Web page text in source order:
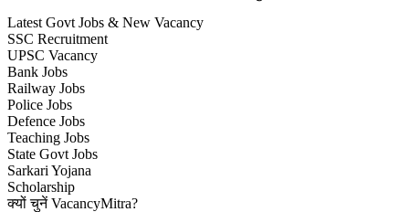
Latest Govt Jobs & New Vacancy
SSC Recruitment
UPSC Vacancy
Bank Jobs
Railway Jobs
Police Jobs
Defence Jobs
Teaching Jobs
State Govt Jobs
Sarkari Yojana
Scholarship
क्यों चुनें VacancyMitra?